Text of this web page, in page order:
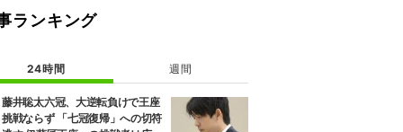
ランキング
24時間 週間
藤井聡太六冠、大逆転負けで王座
挑戦ならず 「七冠復帰」への切符